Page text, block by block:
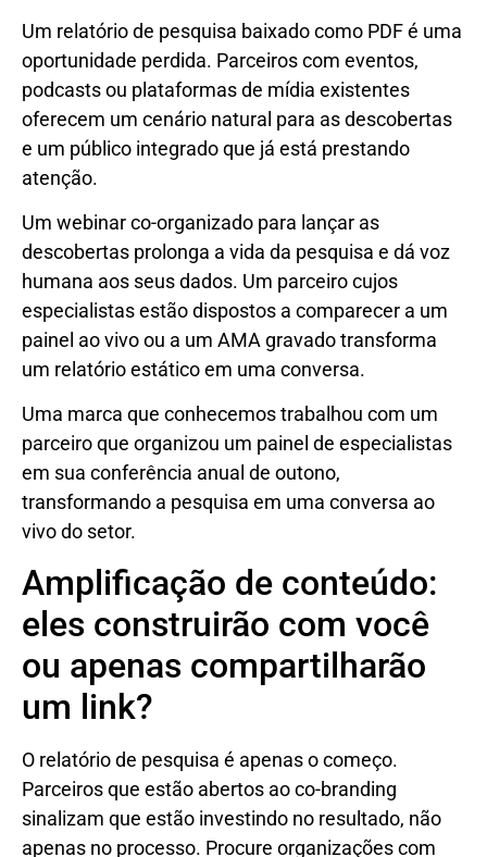
Um relatório de pesquisa baixado como PDF é uma
oportunidade perdida. Parceiros com eventos,
podcasts ou plataformas de mídia existentes
oferecem um cenário natural para as descobertas
e um público integrado que já está prestando
atenção.
Um webinar co-organizado para lançar as
descobertas prolonga a vida da pesquisa e dá voz
humana aos seus dados. Um parceiro cujos
especialistas estão dispostos a comparecer a um
painel ao vivo ou a um AMA gravado transforma
um relatório estático em uma conversa.
Uma marca que conhecemos trabalhou com um
parceiro que organizou um painel de especialistas
em sua conferência anual de outono,
transformando a pesquisa em uma conversa ao
vivo do setor.
Amplificação de conteúdo:
eles construirão com você
ou apenas compartilharão
um link?
O relatório de pesquisa é apenas o começo.
Parceiros que estão abertos ao co-branding
sinalizam que estão investindo no resultado, não
apenas no processo. Procure organizações com